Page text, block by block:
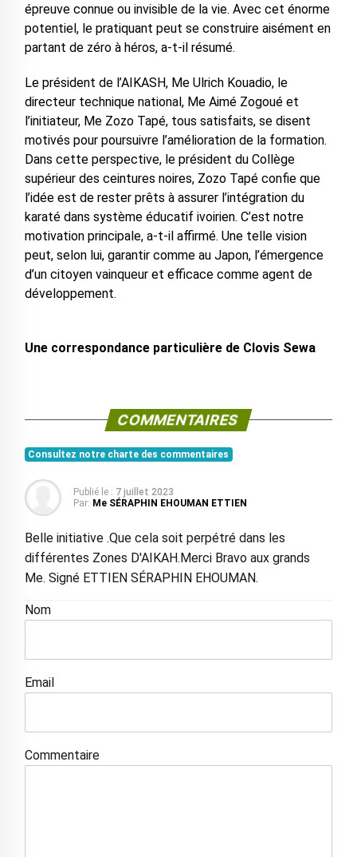
épreuve connue ou invisible de la vie. Avec cet énorme
potentiel, le pratiquant peut se construire aisément en
partant de zéro à héros, a-t-il résumé.
Le président de l’AIKASH, Me Ulrich Kouadio, le
directeur technique national, Me Aimé Zogoué et
l’initiateur, Me Zozo Tapé, tous satisfaits, se disent
motivés pour poursuivre l’amélioration de la formation.
Dans cette perspective, le président du Collège
supérieur des ceintures noires, Zozo Tapé confie que
l’idée est de rester prêts à assurer l’intégration du
karaté dans système éducatif ivoirien. C’est notre
motivation principale, a-t-il affirmé. Une telle vision
peut, selon lui, garantir comme au Japon, l’émergence
d’un citoyen vainqueur et efficace comme agent de
développement.
Une correspondance particulière de Clovis Sewa
COMMENTAIRES
Consultez notre charte des commentaires
Publié le : 7 juillet 2023
Par: Me SÉRAPHIN EHOUMAN ETTIEN
Belle initiative .Que cela soit perpétré dans les
différentes Zones D'AIKAH.Merci Bravo aux grands
Me. Signé ETTIEN SÉRAPHIN EHOUMAN.
Nom
Email
Commentaire